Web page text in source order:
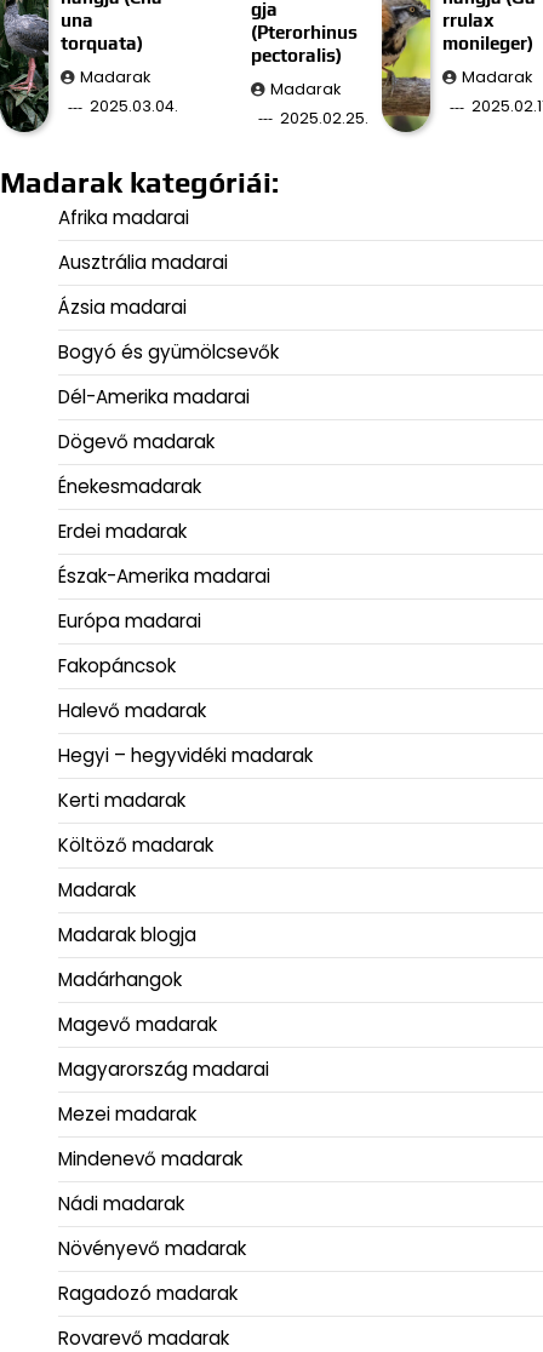
una
torquata)
Madarak
2025.03.04.
gja
(Pterorhinus
pectoralis)
Madarak
2025.02.25.
rrulax
monileger)
Madarak
Madarak kategóriái:
Afrika madarai
Ausztrália madarai
Ázsia madarai
Bogyó és gyümölcsevők
Dél-Amerika madarai
Dögevő madarak
Énekesmadarak
Erdei madarak
Észak-Amerika madarai
Európa madarai
Fakopáncsok
Halevő madarak
Hegyi – hegyvidéki madarak
Kerti madarak
Költöző madarak
Madarak
Madarak blogja
Madárhangok
Magevő madarak
Magyarország madarai
Mezei madarak
Mindenevő madarak
Nádi madarak
Növényevő madarak
Ragadozó madarak
Rovarevő madarak